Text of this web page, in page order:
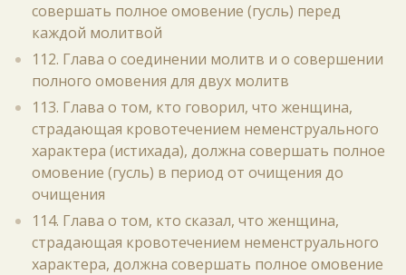
совершать полное омовение (гусль) перед
каждой молитвой
112. Глава о соединении молитв и о совершении
полного омовения для двух молитв
113. Глава о том, кто говорил, что женщина,
страдающая кровотечением неменструального
характера (истихада), должна совершать полное
омовение (гусль) в период от очищения до
очищения
114. Глава о том, кто сказал, что женщина,
страдающая кровотечением неменструального
характера, должна совершать полное омовение